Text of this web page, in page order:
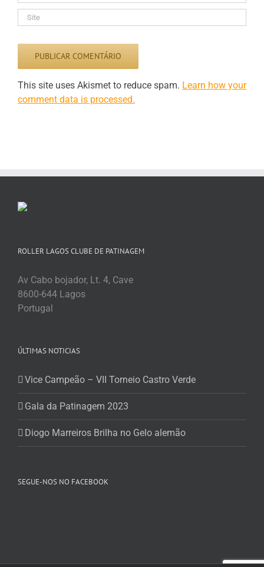
This site uses Akismet to reduce spam. Learn how your
comment data is processed.
ROLLER LAGOS CLUBE DE PATINAGEM
Av Cabo bojador, Lt. 4, Cave
8600-644 Lagos
Portugal
ÚLTIMAS NOTICIAS
Vice Campeão – VII Torneio Castro Verde
Gala da Patinagem 2023
Diogo Marreiros Brilha no Gelo alemão
SEGUE-NOS NO FACEBOOK